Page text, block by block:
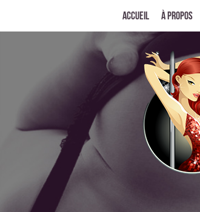
Accueil À propos